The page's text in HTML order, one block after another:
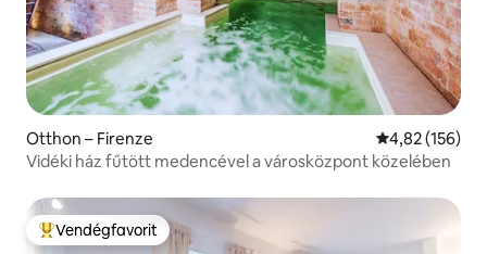
Otthon – Firenze Átlagos
4,82 (156)
Vidéki ház fűtött medencével a városközpont közelében
Kiemelt vendégfavorit
Vendégfavorit